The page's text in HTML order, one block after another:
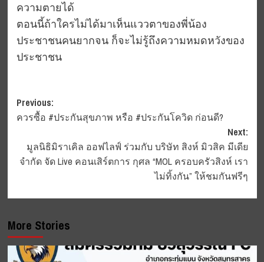
ความตายได้
ตอนนี้ถ้าใครไม่ได้มาเห็นแววตาของพี่น้อง
ประชาชนคนยากจน ก็จะไม่รู้ถึงความหมดหวังของ
ประชาชน
Post
navigation
Previous:
ควรซื้อ #ประกันสุขภาพ หรือ #ประกันโควิด ก่อนดี?
Next:
มูลนิธิมิราเคิล ออฟไลฟ์ ร่วมกับ บริษัท สิงห์ มิวสิค มีเดีย
จำกัด จัด Live คอนเสิร์ตการ กุศล “MOL ครอบครัวสิงห์ เรา
ไม่ทิ้งกัน” ให้ชมกันฟรีๆ
More Stories